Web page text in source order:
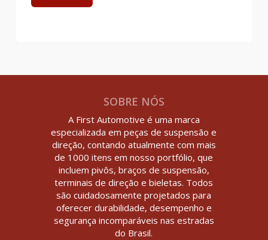
SOBRE NÓS
A First Automotive é uma marca
especializada em peças de suspensão e
direção, contando atualmente com mais
de 1000 itens em nosso portfólio, que
incluem pivôs, braços de suspensão,
terminais de direção e bieletas. Todos
são cuidadosamente projetados para
oferecer durabilidade, desempenho e
segurança incomparáveis nas estradas
do Brasil.